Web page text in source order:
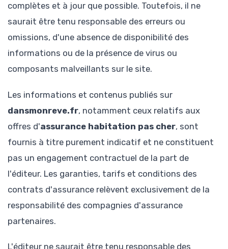
complètes et à jour que possible. Toutefois, il ne
saurait être tenu responsable des erreurs ou
omissions, d'une absence de disponibilité des
informations ou de la présence de virus ou
composants malveillants sur le site.
Les informations et contenus publiés sur
dansmonreve.fr, notamment ceux relatifs aux
offres d'assurance habitation pas cher, sont
fournis à titre purement indicatif et ne constituent
pas un engagement contractuel de la part de
l'éditeur. Les garanties, tarifs et conditions des
contrats d'assurance relèvent exclusivement de la
responsabilité des compagnies d'assurance
partenaires.
L'éditeur ne saurait être tenu responsable des